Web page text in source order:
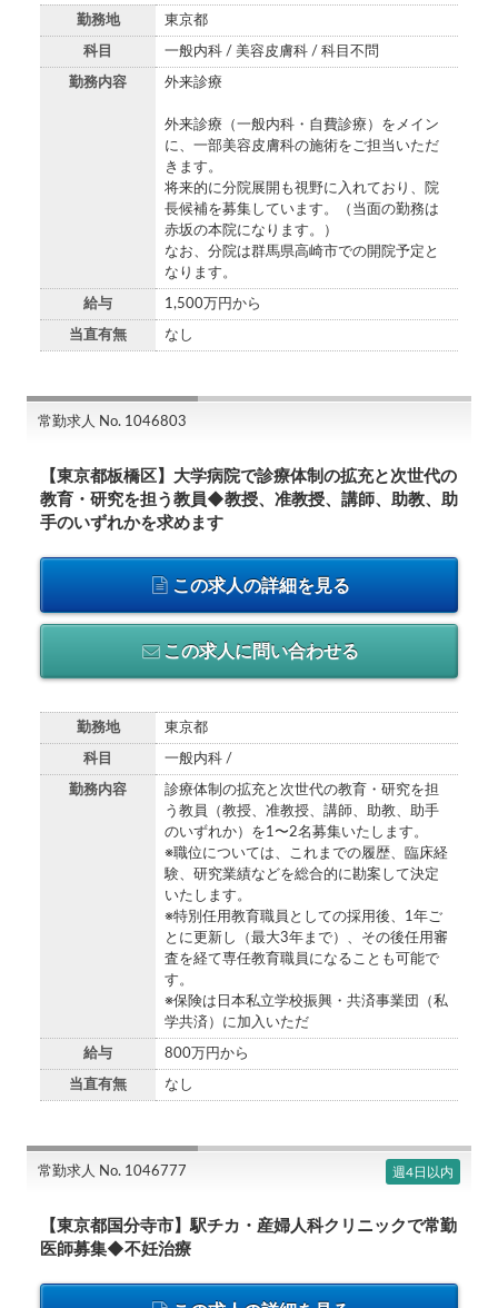
勤務地 東京都
科目 一般内科 / 美容皮膚科 / 科目不問
勤務内容 外来診療
外来診療（一般内科・自費診療）をメイン
に、一部美容皮膚科の施術をご担当いただ
きます。
将来的に分院展開も視野に入れており、院
長候補を募集しています。（当面の勤務は
赤坂の本院になります。）
なお、分院は群馬県高崎市での開院予定と
なります。
給与 1,500万円から
当直有無 なし
常勤求人 No. 1046803
【東京都板橋区】大学病院で診療体制の拡充と次世代の
教育・研究を担う教員◆教授、准教授、講師、助教、助
手のいずれかを求めます
この求人の詳細を見る
この求人に問い合わせる
勤務地 東京都
科目 一般内科 /
勤務内容
診療体制の拡充と次世代の教育・研究を担
う教員（教授、准教授、講師、助教、助手
のいずれか）を1〜2名募集いたします。
※職位については、これまでの履歴、臨床経
験、研究業績などを総合的に勘案して決定
いたします。
※特別任用教育職員としての採用後、1年ご
とに更新し（最大3年まで）、その後任用審
査を経て専任教育職員になることも可能で
す。
※保険は日本私立学校振興・共済事業団（私
学共済）に加入いただ
給与 800万円から
当直有無 なし
常勤求人 No. 1046777 週4日以内
【東京都国分寺市】駅チカ・産婦人科クリニックで常勤
医師募集◆不妊治療